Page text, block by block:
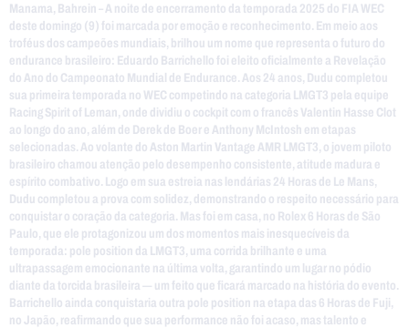
Manama, Bahrein – A noite de encerramento da temporada 2025 do FIA WEC
deste domingo (9) foi marcada por emoção e reconhecimento. Em meio aos
troféus dos campeões mundiais, brilhou um nome que representa o futuro do
endurance brasileiro: Eduardo Barrichello foi eleito oficialmente a Revelação
do Ano do Campeonato Mundial de Endurance. Aos 24 anos, Dudu completou
sua primeira temporada no WEC competindo na categoria LMGT3 pela equipe
Racing Spirit of Leman, onde dividiu o cockpit com o francês Valentin Hasse Clot
ao longo do ano, além de Derek de Boer e Anthony McIntosh em etapas
selecionadas. Ao volante do Aston Martin Vantage AMR LMGT3, o jovem piloto
brasileiro chamou atenção pelo desempenho consistente, atitude madura e
espírito combativo. Logo em sua estreia nas lendárias 24 Horas de Le Mans,
Dudu completou a prova com solidez, demonstrando o respeito necessário para
conquistar o coração da categoria. Mas foi em casa, no Rolex 6 Horas de São
Paulo, que ele protagonizou um dos momentos mais inesquecíveis da
temporada: pole position da LMGT3, uma corrida brilhante e uma
ultrapassagem emocionante na última volta, garantindo um lugar no pódio
diante da torcida brasileira — um feito que ficará marcado na história do evento.
Barrichello ainda conquistaria outra pole position na etapa das 6 Horas de Fuji,
no Japão, reafirmando que sua performance não foi acaso, mas talento e